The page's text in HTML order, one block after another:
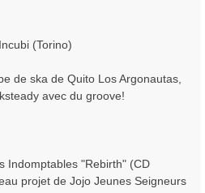
(Torino)
de ska de Quito Los Argonautas,
avec du groove!
Indomptables "Rebirth" (CD
projet de Jojo Jeunes Seigneurs